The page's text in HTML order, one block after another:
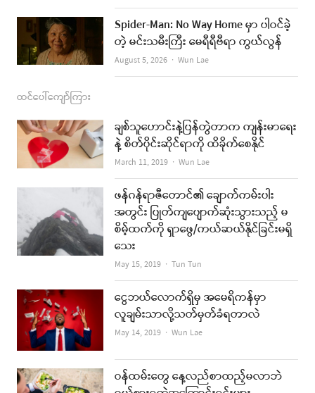
Spider-Man: No Way Home မှာ ပါဝင်ခဲ့
တဲ့ မင်းသမီးကြီး မေရီရီဗီရာ ကွယ်လွန်
August 5, 2026 Author
Wun Lae
ထင်ပေါ်ကျော်ကြား
ချစ်သူဟောင်းနဲ့ပြန်တွဲတာက ကျန်းမာရေး
နဲ့ စိတ်ပိုင်းဆိုင်ရာကို ထိခိုက်စေနိုင်
March 11, 2019 Author
Wun Lae
ဖန်ဂန်ရာဇီတောင်၏ ချောက်ကမ်းပါး
အတွင်း ပြုတ်ကျပျောက်ဆုံးသွားသည့် မ
စိမ့်ထက်ကို ရှာဖွေ/ကယ်ဆယ်နိုင်ခြင်းမရှိ
သေး
May 15, 2019 Author
Tun Tun
ငွေဘယ်လောက်ရှိမှ အမေရိကန်မှာ
လူချမ်းသာလို့သတ်မှတ်ခံရတာလဲ
May 14, 2019 Author
Wun Lae
ဝန်ထမ်းတွေ နေ့လည်စာထည့်မလာဘဲ